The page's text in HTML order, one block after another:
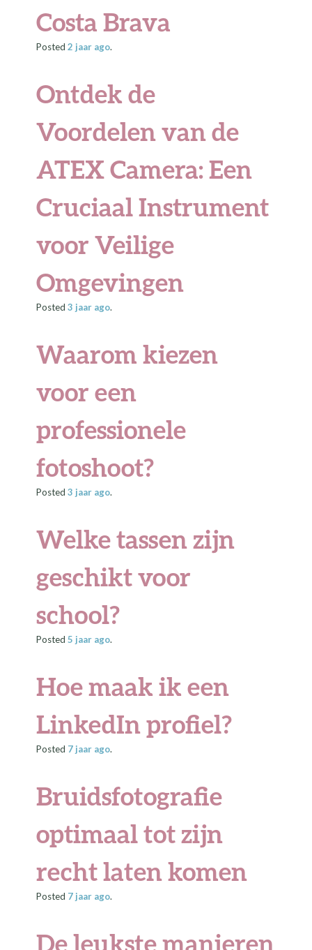
Costa Brava
Posted2 jaar ago.
Ontdek de
Voordelen van de
ATEX Camera: Een
Cruciaal Instrument
voor Veilige
Omgevingen
Posted3 jaar ago.
Waarom kiezen
voor een
professionele
fotoshoot?
Posted3 jaar ago.
Welke tassen zijn
geschikt voor
school?
Posted5 jaar ago.
Hoe maak ik een
LinkedIn profiel?
Posted 7 jaar ago.
Bruidsfotografie
optimaal tot zijn
recht laten komen
Posted 7 jaar ago.
De leukste manieren